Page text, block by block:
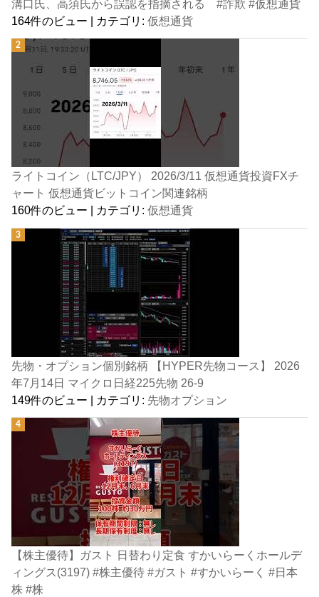
溝口氏、高須氏から誤認を指摘される #詐欺 #仮想通貨
164件のビュー | カテゴリ:仮想通貨
ライトコイン（LTC/JPY） 2026/3/11 仮想通貨投資FXチ
ャート 仮想通貨ビットコイン関連銘柄
160件のビュー
カテゴリ:仮想通貨
先物・オプション個別銘柄 【HYPER先物コース】 2026
年7月14日 マイクロ日経225先物 26-9
149件のビュー | カテゴリ: 先物オプション
【株主優待】ガスト 日替わり定食 すかいらーくホールデ
ィングス(3197) #株主優待 #ガスト #すかいらーく #日本
株 #株